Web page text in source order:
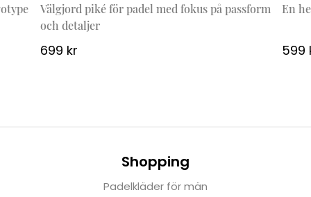
Välgjord piké för padel med fokus på passform
och detaljer
699 kr
En
599
Shopping
Padelkläder för män